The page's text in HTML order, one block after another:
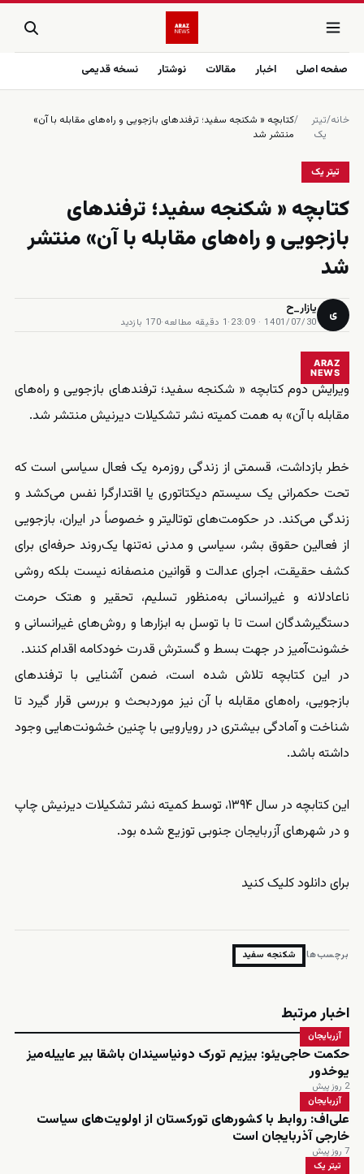
صفحه اصلی اخبار مقالات نوشتار نسخه قدیمی
خانه/تیتر
یک
/کتابچه « شکنجه سفید؛ ترفندهای بازجویی و راه‌های مقابله با آن»
منتشر شد
تیتر یک
کتابچه « شکنجه سفید؛ ترفندهای
بازجویی و راه‌های مقابله با آن» منتشر
شد
ی یازار_ح
1401/07/30 · 23:09
·1 دقیقه مطالعه ·170 بازدید
ARAZ
NEWS
ویرایش دوم کتابچه « شکنجه سفید؛ ترفندهای بازجویی و راه‌های
مقابله با آن» به همت کمیته نشر تشکیلات دیرنیش منتشر شد.
خطر بازداشت، قسمتی از زندگی روزمره یک فعال سیاسی است که
تحت حکمرانی یک سیستم دیکتاتوری یا اقتدارگرا نفس می‌کشد و
زندگی می‌کند. در حکومت‌های توتالیتر و خصوصاً در ایران، بازجویی
از فعالین حقوق بشر، سیاسی و مدنی نه‌تنها یک‌روند حرفه‌ای برای
کشف حقیقت، اجرای عدالت و قوانین منصفانه نیست بلکه روشی
ناعادلانه و غیرانسانی به‌منظور تسلیم، تحقیر و هتک حرمت
دستگیرشدگان است تا با توسل به ابزارها و روش‌های غیرانسانی و
خشونت‌آمیز در جهت بسط و گسترش قدرت خودکامه اقدام کنند.
در این کتابچه تلاش شده است، ضمن آشنایی با ترفندهای
بازجویی، راه‌های مقابله با آن نیز موردبحث و بررسی قرار گیرد تا
شناخت و آمادگی بیشتری در رویارویی با چنین خشونت‌هایی وجود
داشته باشد.
این کتابچه در سال ۱۳۹۴، توسط کمیته نشر تشکیلات دیرنیش چاپ
و در شهرهای آزربایجان جنوبی توزیع شده بود.
برای دانلود کلیک کنید
برچسب‌ها: شکنجه سفید
اخبار مرتبط
آزربایجان
حکمت حاجی‌یئو: بیزیم تورک دونیاسیندان باشقا بیر عاییله‌میز
یوخدور
2 روز پیش
آزربایجان
علی‌اف: روابط با کشورهای تورکستان از اولویت‌های سیاست
خارجی آذربایجان است
7 روز پیش
تیتر یک